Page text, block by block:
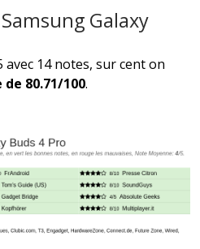
Galaxy
14 notes, sur cent on
80.71/100.